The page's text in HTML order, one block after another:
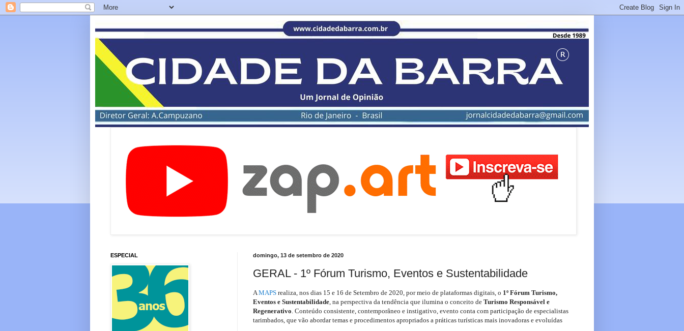
domingo, 13 de setembro de 2020
GERAL - 1º Fórum Turismo, Eventos e Sustentabilidade
A MAPS realiza, nos dias 15 e 16 de Setembro de 2020, por meio de plataformas digitais, o 1º Fórum Turismo,
Eventos e Sustentabilidade , na perspectiva da tendência que ilumina o conceito de Turismo Responsável e
Regenerativo . Conteúdo consistente, contemporâneo e instigativo, evento conta com participação de especialistas
tarimbados, que vão abordar temas e procedimentos apropriados a práticas turísticas mais inovadoras e evoluídas
ESPECIAL